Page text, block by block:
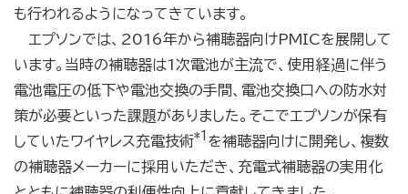
も行われるようになってきています。
エプソンでは、2016年から補聴器向けPMICを展開して
います。当時の補聴器は1次電池が主流で、使用経過に伴う
電池電圧の低下や電池交換の手間、電池交換口への防水対
策が必要といった課題がありました。そこでエプソンが保有
していたワイヤレス充電技術*1 を補聴器向けに開発し、複数
の補聴器メーカーに採用いただき、充電式補聴器の実用化